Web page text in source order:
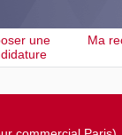
une
Ma